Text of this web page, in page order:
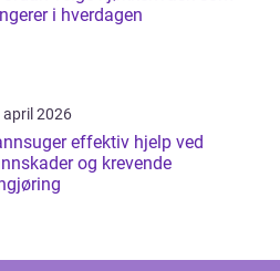
i hverdagen
april 2026
effektiv hjelp ved
og krevende